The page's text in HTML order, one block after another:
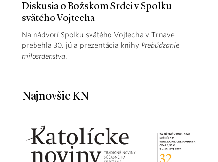
Diskusia o Božskom Srdci v Spolku
svätého Vojtecha
Na nádvorí Spolku svätého Vojtecha v Trnave
prebehla 30. júla prezentácia knihy Prebúdzanie
milosrdenstva.
Najnovšie KN